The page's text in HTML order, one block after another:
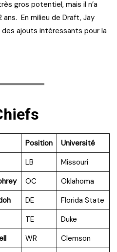
gros potentiel, mais il n’a
En milieu de Draft, Jay
ajouts intéressants pour la
Position
Université
LB
Missouri
OC
Oklahoma
DE
Florida State
TE
Duke
WR
Clemson